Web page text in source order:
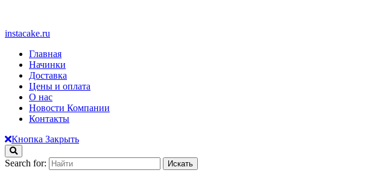
instacake.ru
Главная
Начинки
Доставка
Цены и оплата
О нас
Новости Компании
Контакты
Кнопка Закрыть
Search for: